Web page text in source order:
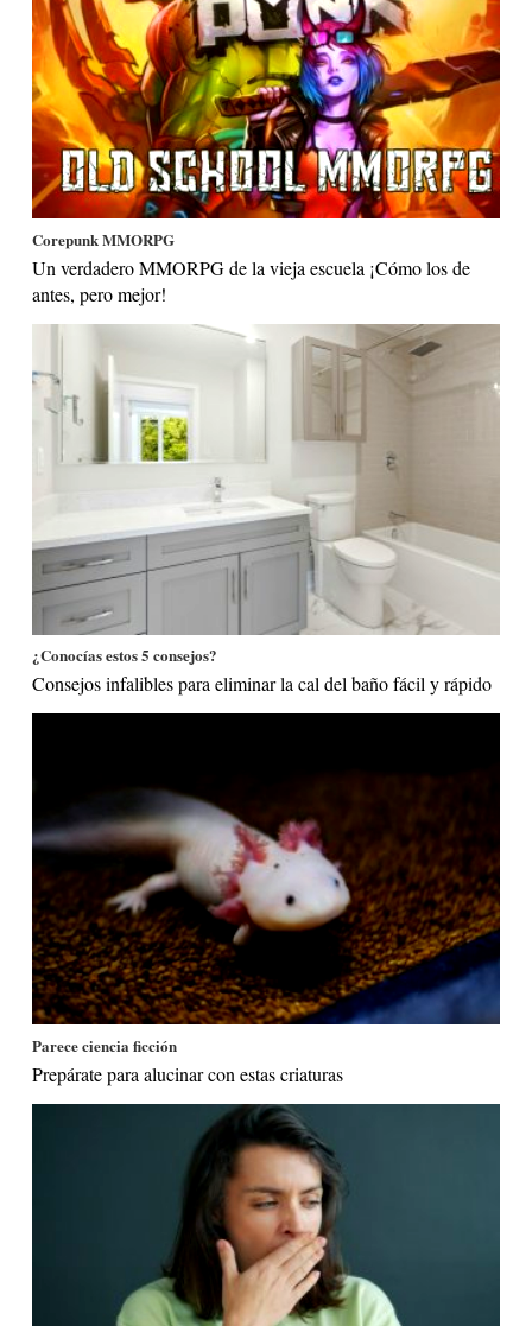
Corepunk MMORPG
Un verdadero MMORPG de la vieja escuela ¡Cómo los de
antes, pero mejor!
¿Conocías estos 5 consejos?
Consejos infalibles para eliminar la cal del baño fácil y rápido
Parece ciencia ficción
Prepárate para alucinar con estas criaturas